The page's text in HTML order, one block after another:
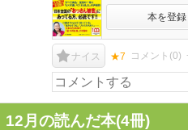
本を登録
ナイス ★7 コメント(0)
12月の読んだ本(4冊)